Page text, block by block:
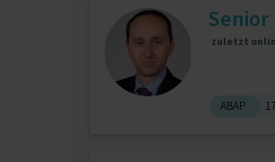
Senior
zuletzt
ABAP